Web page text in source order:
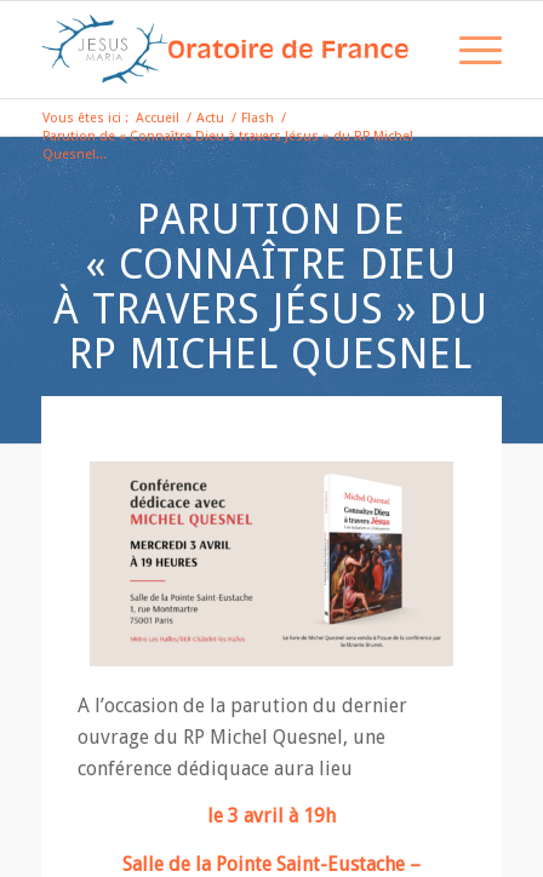
Vous êtes ici : Accueil / Actu / Flash /
Parution de « Connaître Dieu à travers Jésus » du RP Michel
Quesnel...
PARUTION DE
« CONNAÎTRE DIEU
À TRAVERS JÉSUS » DU
RP MICHEL QUESNEL
A l’occasion de la parution du dernier
ouvrage du RP Michel Quesnel, une
conférence dédiquace aura lieu
le 3 avril à 19h
Salle de la Pointe Saint-Eustache –